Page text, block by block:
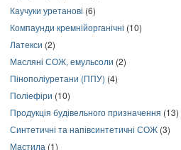
Каучуки уретанові (6)
Компаунди кремнійорганічні (10)
Латекси (2)
Масляні СОЖ, емульсоли (2)
Пінополіуретани (ППУ) (4)
Поліефіри (10)
Продукція будівельного призначення (13)
Синтетичні та напівсинтетичні СОЖ (3)
Мастила (1)